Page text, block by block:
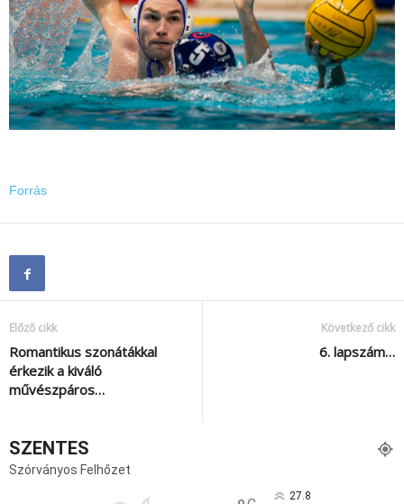
Forrás
Előző cikk
Romantikus szonátákkal
érkezik a kiváló
művészpáros…
Következő cikk
6. lapszám…
SZENTES
Szórványos Felhőzet
27.8